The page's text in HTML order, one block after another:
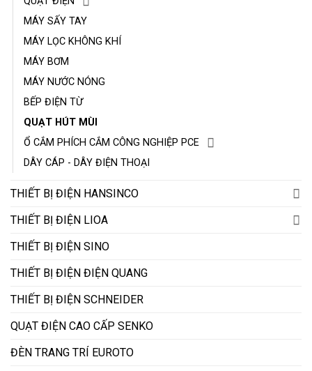
MÁY SẤY TAY
MÁY LỌC KHÔNG KHÍ
MÁY BƠM
MÁY NƯỚC NÓNG
BẾP ĐIỆN TỪ
QUẠT HÚT MÙI
Ổ CẮM PHÍCH CẮM CÔNG NGHIỆP PCE
DÂY CÁP - DÂY ĐIỆN THOẠI
THIẾT BỊ ĐIỆN HANSINCO
THIẾT BỊ ĐIỆN LIOA
THIẾT BỊ ĐIỆN SINO
THIẾT BỊ ĐIỆN ĐIỆN QUANG
THIẾT BỊ ĐIỆN SCHNEIDER
QUẠT ĐIỆN CAO CẤP SENKO
ĐÈN TRANG TRÍ EUROTO